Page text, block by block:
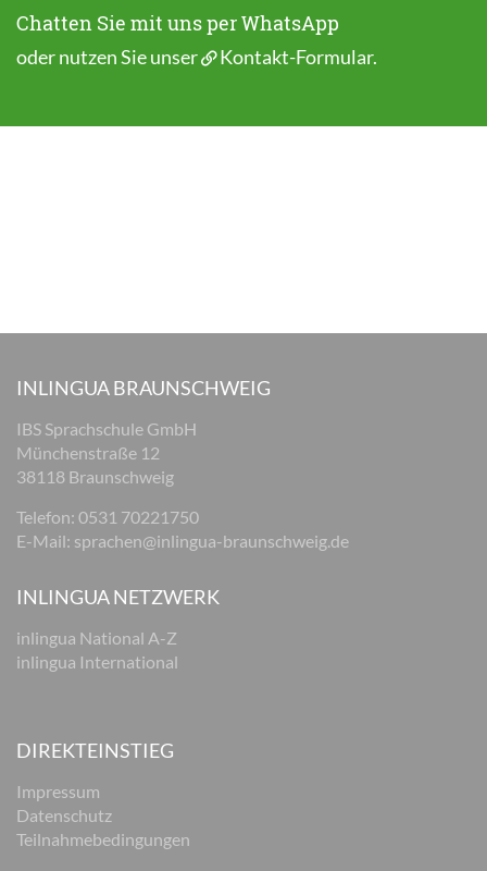
Chatten Sie mit uns per WhatsApp
oder nutzen Sie unser Kontakt-Formular.
INLINGUA BRAUNSCHWEIG
IBS Sprachschule GmbH
Münchenstraße 12
38118 Braunschweig
Telefon: 0531 70221750
E-Mail: sprachen@inlingua-braunschweig.de
INLINGUA NETZWERK
inlingua National A-Z
inlingua International
DIREKTEINSTIEG
Impressum
Datenschutz
Teilnahmebedingungen